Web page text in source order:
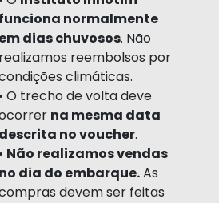
normalmente
dias chuvosos. Não
reembolsos por
climáticas.
O trecho de volta deve
na mesma data
no voucher.
Não realizamos vendas
dia do embarque.As
devem ser feitas